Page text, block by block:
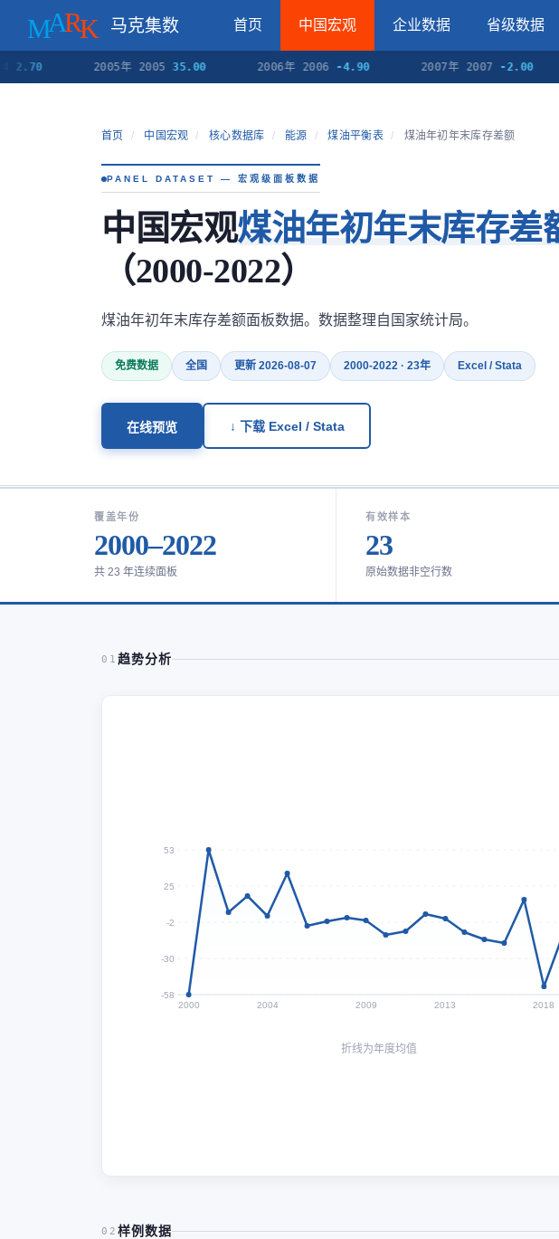
马克集数 首页 中国宏观 企业数据 省级数据
2005年 2005 35.00 2006年 2006 -4.90 2007年 2007 -2.00
首页 / 中国宏观 / 核心数据库 / 能源 / 煤油平衡表 / 煤油年初年末库存差额
PANEL DATASET — 宏观级面板数据
中国宏观煤油年初年末库存差
（2000-2022）
煤油年初年末库存差额面板数据。数据整理自国家统计局。
免费数据 全国 更新 2026-08-07 2000-2022 · 23年 Excel / Stata
在线预览 ↓ 下载 Excel / Stata
覆盖年份
2000–2022
共 23 年连续面板
有效样本
23
原始数据非空行数
01 趋势分析
53
25
-2
-30
-58
2000
2004 2009 2013 2018
折线为年度均值
02 样例数据